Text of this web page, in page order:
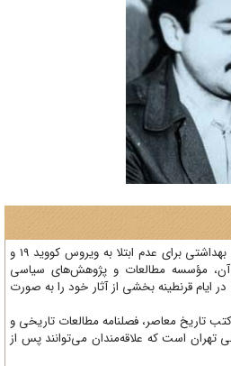
با توجه به نیاز به تداوم مراقبت‌های بهداشتی برای عدم ابتلا به ویروس کووید 19 و
مؤسسه مطالعات و پژوهش‌های سیاسی
قرنطینه بخشی از آثار خود را به صورت
تاریخ معاصر، فصلنامه‌ مطالعات تاریخی و
است که علاقه‌مندان می‌توانند پس از